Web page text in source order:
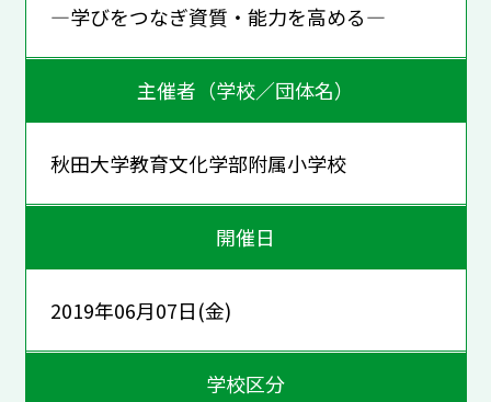
―学びをつなぎ資質・能力を高める―
主催者（学校／団体名）
秋田大学教育文化学部附属小学校
開催日
2019年06月07日(金)
学校区分